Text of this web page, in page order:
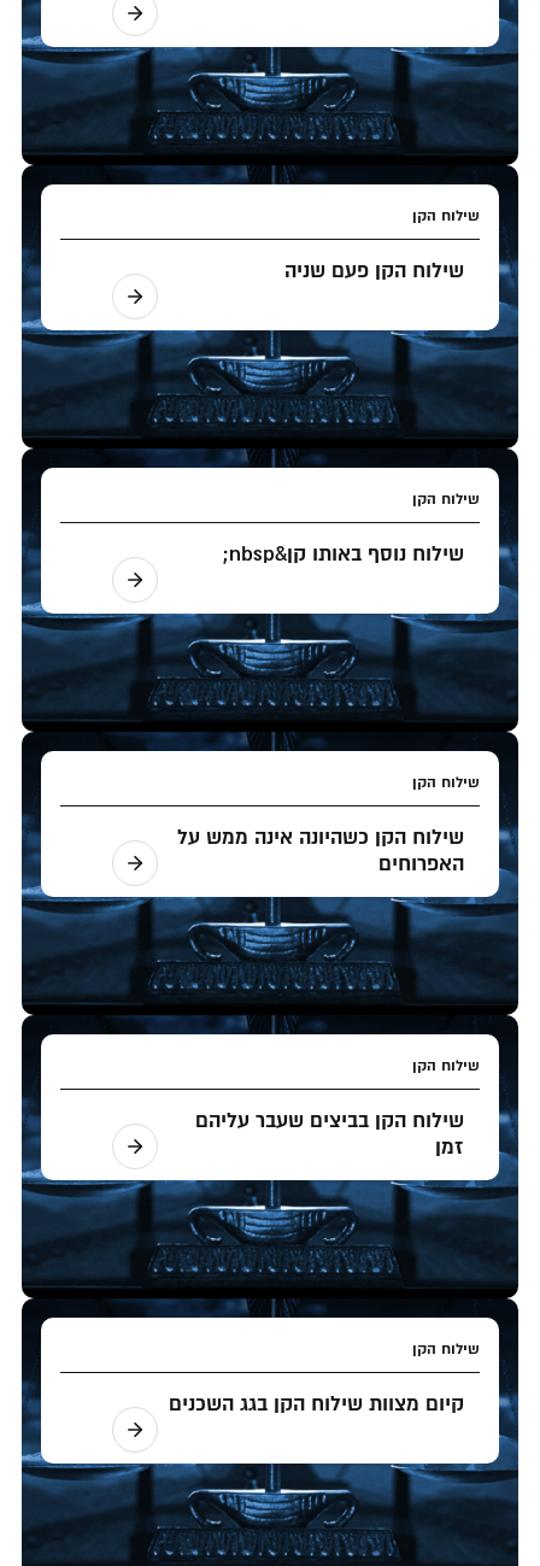
שילוח הקן
שילוח הקן פעם שניה
שילוח הקן
שילוח נוסף באותו קן&nbsp;
שילוח הקן
שילוח הקן כשהיונה אינה ממש על
האפרוחים
שילוח הקן
שילוח הקן בביצים שעבר עליהם
זמן
שילוח הקן
קיום מצוות שילוח הקן בגג השכנים